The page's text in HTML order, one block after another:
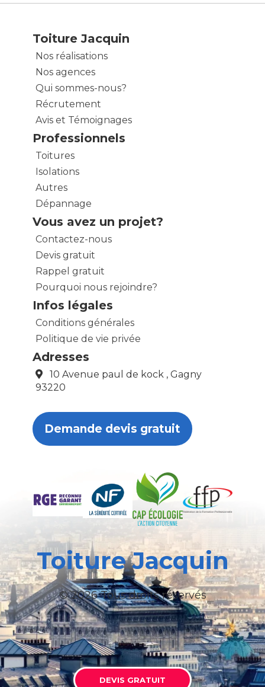
Toiture Jacquin
Nos réalisations
Nos agences
Qui sommes-nous?
Récrutement
Avis et Témoignages
Professionnels
Toitures
Isolations
Autres
Dépannage
Vous avez un projet?
Contactez-nous
Devis gratuit
Rappel gratuit
Pourquoi nous rejoindre?
Infos légales
Conditions générales
Politique de vie privée
Adresses
10 Avenue paul de kock , Gagny
93220
Demande devis gratuit
Toiture Jacquin
© 2026 Tous droits réservés
DEVIS GRATUIT